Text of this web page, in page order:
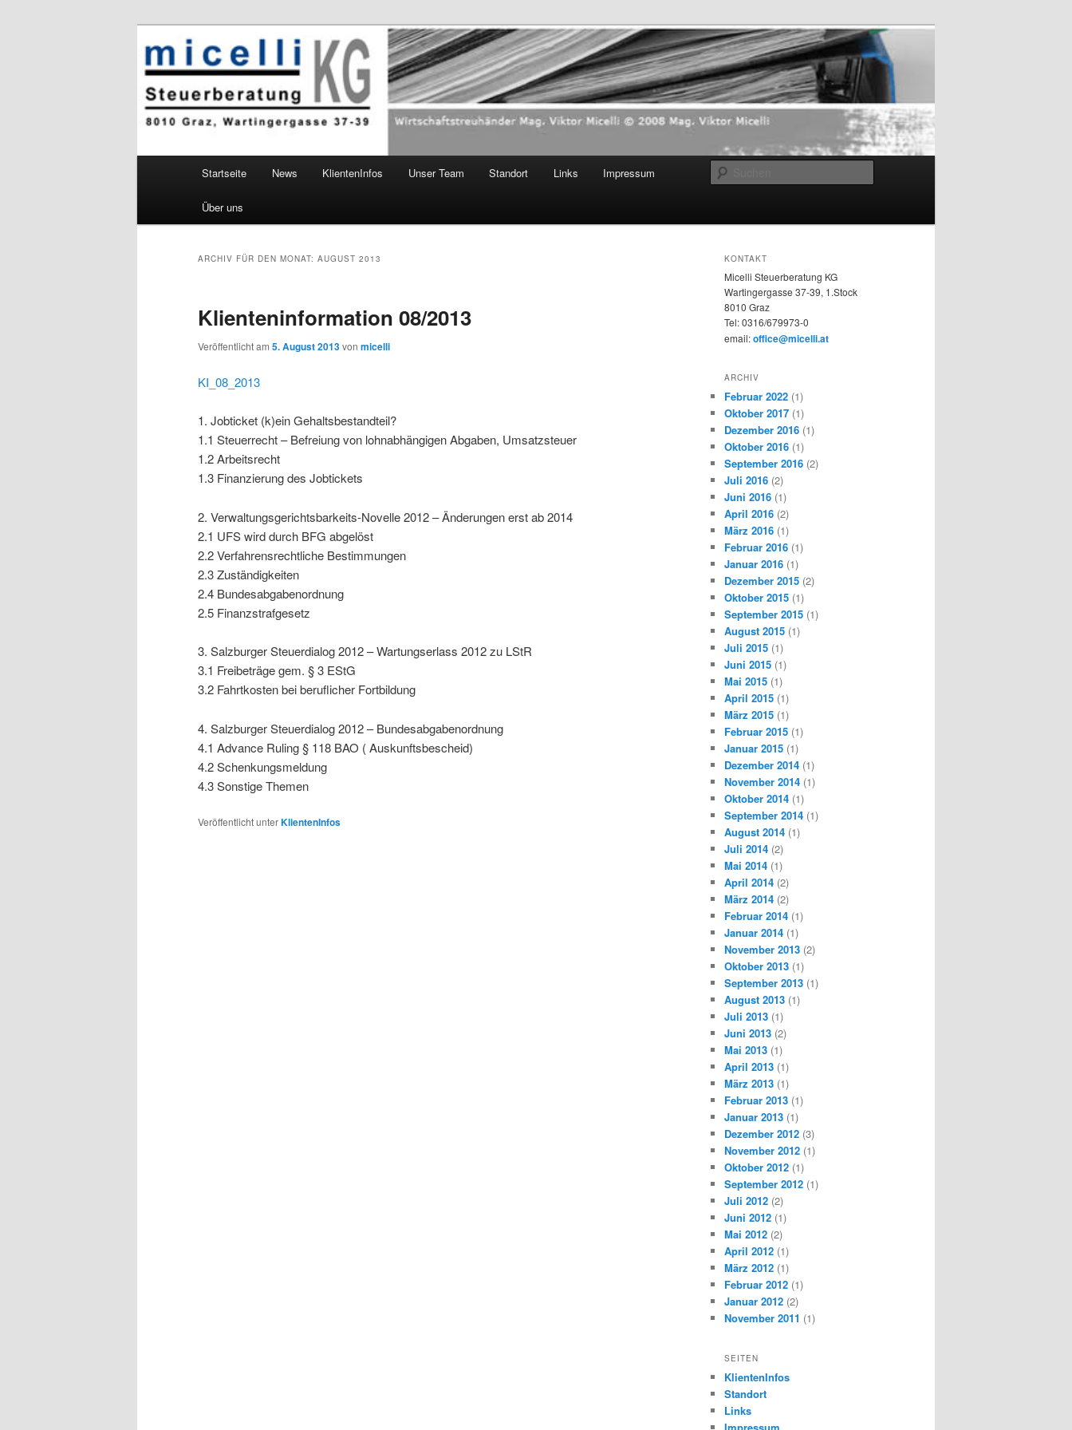
Mag. Viktor Micelli Neu
micelli Steuerberatung KG
Zum
Inhalt
wechseln
Zum
sekundären
Inhalt
Startseite News KlientenInfos Unser Team Standort Links Impressum
Über uns
ARCHIV FÜR DEN MONAT: AUGUST 2013
Klienteninformation 08/2013
Veröffentlicht am 5. August 2013von micelli
KI_08_2013
1. Jobticket (k)ein Gehaltsbestandteil?
1.1 Steuerrecht – Befreiung von lohnabhängigen Abgaben, Umsatzsteuer
1.2 Arbeitsrecht
1.3 Finanzierung des Jobtickets
2. Verwaltungsgerichtsbarkeits-Novelle 2012 – Änderungen erst ab 2014
2.1 UFS wird durch BFG abgelöst
2.2 Verfahrensrechtliche Bestimmungen
2.3 Zuständigkeiten
2.4 Bundesabgabenordnung
2.5 Finanzstrafgesetz
3. Salzburger Steuerdialog 2012 – Wartungserlass 2012 zu LStR
3.1 Freibeträge gem. § 3 EStG
3.2 Fahrtkosten bei beruflicher Fortbildung
4. Salzburger Steuerdialog 2012 – Bundesabgabenordnung
4.1 Advance Ruling § 118 BAO ( Auskunftsbescheid)
4.2 Schenkungsmeldung
4.3 Sonstige Themen
Veröffentlicht unterKlientenInfos
KONTAKT
Micelli Steuerberatung KG
Wartingergasse 37-39, 1.Stock
8010 Graz
Tel:0316/679973-0
email:office@micelli.at
ARCHIV
Februar 2022 (1)
Oktober 2017 (1)
Dezember 2016 (1)
Oktober 2016 (1)
September 2016 (2)
Juli 2016 (2)
Juni 2016 (1)
April 2016 (2)
März 2016 (1)
Februar 2016 (1)
Januar 2016 (1)
Dezember 2015 (2)
Oktober 2015 (1)
September 2015 (1)
August 2015 (1)
Juli 2015 (1)
Juni 2015 (1)
Mai 2015 (1)
April 2015 (1)
März 2015 (1)
Februar 2015 (1)
Januar 2015 (1)
Dezember 2014 (1)
November 2014 (1)
Oktober 2014 (1)
September 2014 (1)
August 2014 (1)
Juli 2014 (2)
Mai 2014 (1)
April 2014 (2)
März 2014 (2)
Februar 2014 (1)
Januar 2014 (1)
November 2013 (2)
Oktober 2013 (1)
September 2013 (1)
August 2013 (1)
Juli 2013 (1)
Juni 2013 (2)
Mai 2013 (1)
April 2013 (1)
März 2013 (1)
Februar 2013 (1)
Januar 2013 (1)
Dezember 2012 (3)
November 2012 (1)
Oktober 2012 (1)
September 2012 (1)
Juli 2012 (2)
Juni 2012 (1)
Mai 2012 (2)
April 2012 (1)
März 2012 (1)
Februar 2012 (1)
Januar 2012 (2)
November 2011 (1)
SEITEN
KlientenInfos
Standort
Links
Impressum